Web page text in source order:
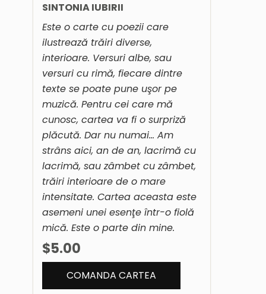
SINTONIA IUBIRII
Este o carte cu poezii care
ilustrează trăiri diverse,
interioare. Versuri albe, sau
versuri cu rimă, fiecare dintre
texte se poate pune uşor pe
muzică. Pentru cei care mă
cunosc, cartea va fi o surpriză
plăcută. Dar nu numai… Am
strâns aici, an de an, lacrimă cu
lacrimă, sau zâmbet cu zâmbet,
trăiri interioare de o mare
intensitate. Cartea aceasta este
asemeni unei esenţe într-o fiolă
mică. Este o parte din mine.
$5.00